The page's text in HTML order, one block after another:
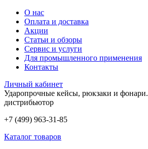
О нас
Оплата и доставка
Акции
Статьи и обзоры
Сервис и услуги
Для промышленного применения
Контакты
Личный кабинет
Ударопрочные кейсы, рюкзаки и фонари.
дистрибьютор
+7 (499) 963-31-85
Каталог товаров